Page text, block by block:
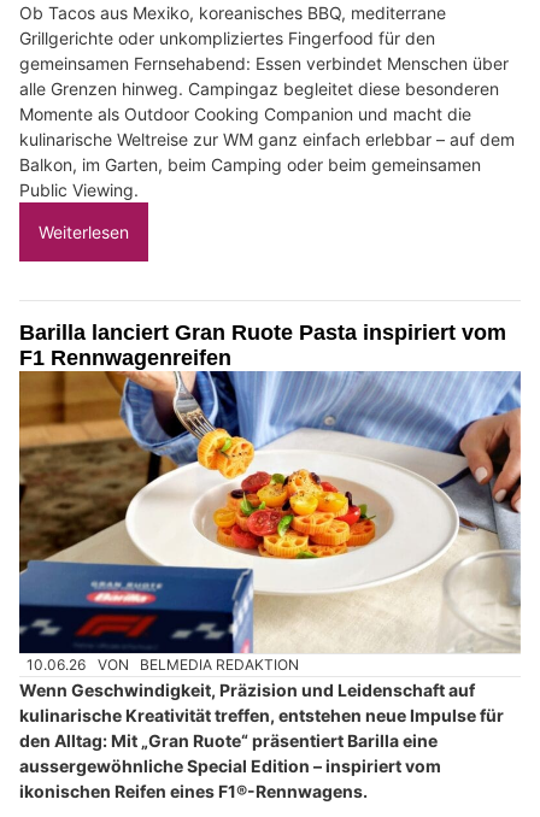
Ob Tacos aus Mexiko, koreanisches BBQ, mediterrane
Grillgerichte oder unkompliziertes Fingerfood für den
gemeinsamen Fernsehabend: Essen verbindet Menschen über
alle Grenzen hinweg. Campingaz begleitet diese besonderen
Momente als Outdoor Cooking Companion und macht die
kulinarische Weltreise zur WM ganz einfach erlebbar – auf dem
Balkon, im Garten, beim Camping oder beim gemeinsamen
Public Viewing.
Weiterlesen
Barilla lanciert Gran Ruote Pasta inspiriert vom
F1 Rennwagenreifen
10.06.26 VON BELMEDIA REDAKTION
Wenn Geschwindigkeit, Präzision und Leidenschaft auf
kulinarische Kreativität treffen, entstehen neue Impulse für
den Alltag: Mit „Gran Ruote“ präsentiert Barilla eine
aussergewöhnliche Special Edition – inspiriert vom
ikonischen Reifen eines F1®-Rennwagens.